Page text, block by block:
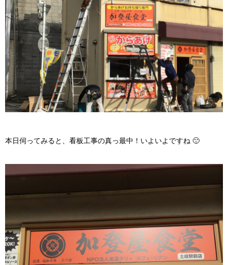
本日伺ってみると、看板工事の真っ最中！いよいよですね 🙂